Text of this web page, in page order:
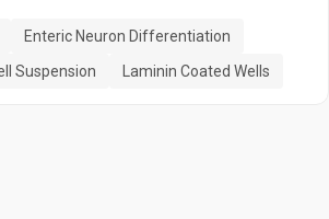
Enteric Neuron Differentiation
Suspension Laminin Coated Wells